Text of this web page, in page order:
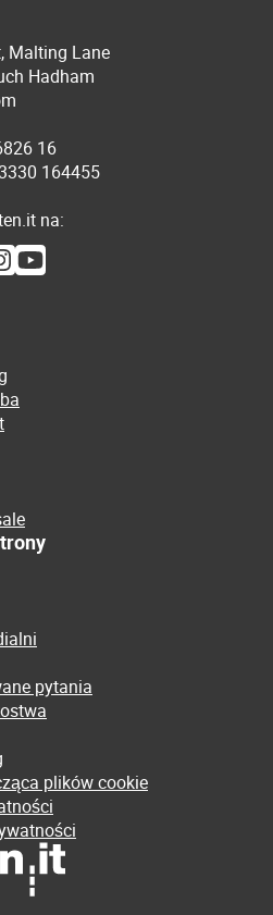
Malting Lane
Hadham
16
164455
na:
pytania
plików cookie